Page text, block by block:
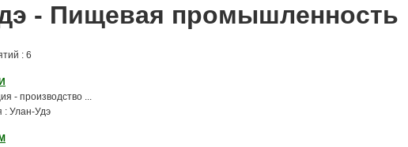
- Пищевая промышленность
: 6
- производство ...
: Улан-Удэ